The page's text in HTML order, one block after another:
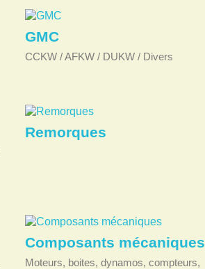
GMC
CCKW / AFKW / DUKW / Divers
Remorques
Composants mécaniques
Moteurs, boites, dynamos, compteurs,